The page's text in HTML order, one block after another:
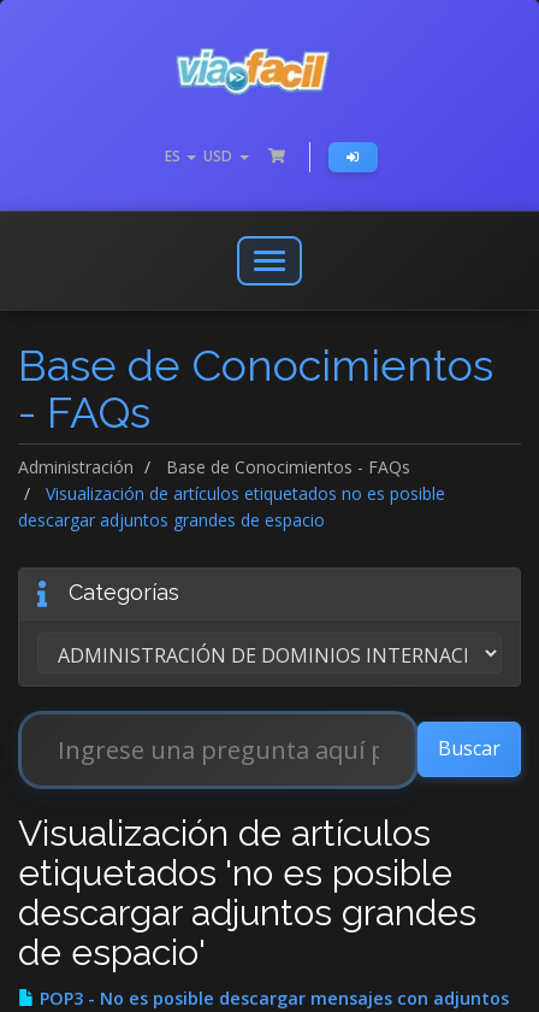
ES USD
Abrir
o
menú
de
Base de Conocimientos
- FAQs
Administración
Base de Conocimientos - FAQs
Visualización de artículos etiquetados no es posible
descargar adjuntos grandes de espacio
Categorías
Visualización de artículos
etiquetados 'no es posible
descargar adjuntos grandes
de espacio'
POP3 - No es posible descargar mensajes con adjuntos